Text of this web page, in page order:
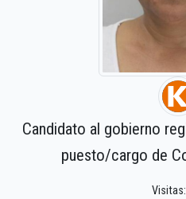
Candidato al gobierno
puesto/cargo de